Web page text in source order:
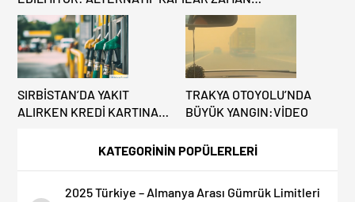
KATEGORİNİN POPÜLERLERİ
2025 Türkiye – Almanya Arası Gümrük Limitleri
KAZANDIRIYOR!
SIRBİSTAN’DA YAKIT
ALIRKEN KREDİ KARTINA
TRAKYA OTOYOLU’NDA
BÜYÜK YANGIN:VİDEO